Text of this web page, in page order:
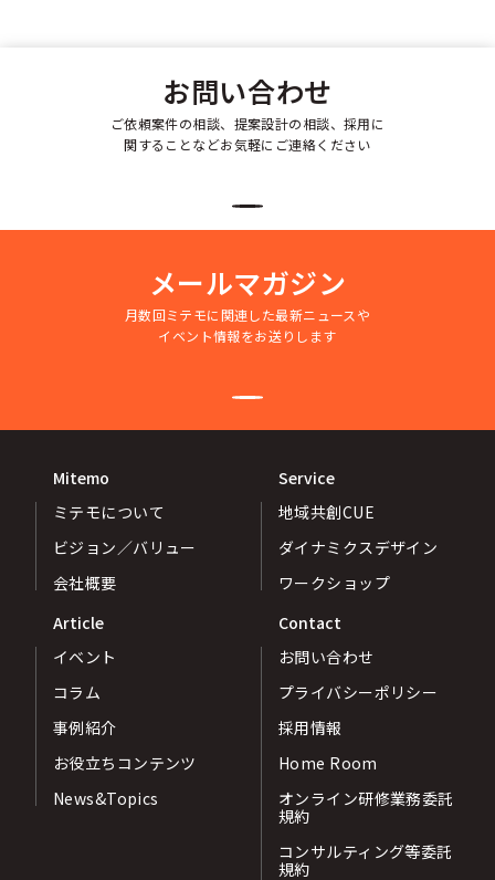
お問い合わせ
ご依頼案件の相談、提案設計の相談、採用に
関することなどお気軽にご連絡ください
メールマガジン
月数回ミテモに関連した最新ニュースや
イベント情報をお送りします
Mitemo
ミテモについて
ビジョン／バリュー
会社概要
Service
地域共創CUE
ダイナミクスデザイン
ワークショップ
Article
イベント
コラム
事例紹介
お役立ちコンテンツ
News&Topics
Contact
お問い合わせ
プライバシーポリシー
採用情報
Home Room
オンライン研修業務委託
規約
コンサルティング等委託
規約